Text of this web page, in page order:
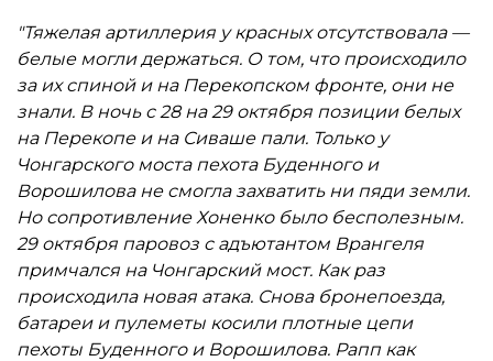
"Тяжелая артиллерия у красных отсутствовала —
белые могли держаться. О том, что происходило
за их спиной и на Перекопском фронте, они не
знали. В ночь с 28 на 29 октября позиции белых
на Перекопе и на Сиваше пали. Только у
Чонгарского моста пехота Буденного и
Ворошилова не смогла захватить ни пяди земли.
Но сопротивление Хоненко было бесполезным.
29 октября паровоз с адъютантом Врангеля
примчался на Чонгарский мост. Как раз
происходила новая атака. Снова бронепоезда,
батареи и пулеметы косили плотные цепи
пехоты Буденного и Ворошилова. Рапп как